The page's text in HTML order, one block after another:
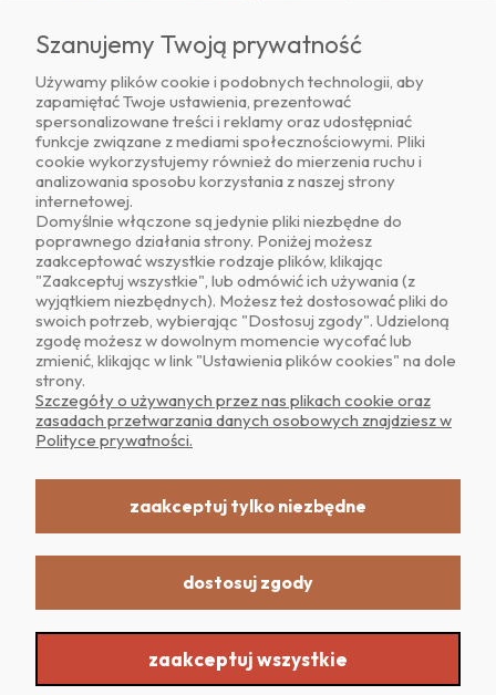
Znajdź nas na
O NAS
OBSŁUGA KLIENTA
POMOC
MOJE KONTO
Realizacja: Dpl Agency -Szablony Shoper
Sklep internetowy Shoper.pl
Szanujemy Twoją prywatność
Używamy plików cookie i podobnych technologii, aby
zapamiętać Twoje ustawienia, prezentować
spersonalizowane treści i reklamy oraz udostępniać
funkcje związane z mediami społecznościowymi. Pliki
cookie wykorzystujemy również do mierzenia ruchu i
analizowania sposobu korzystania z naszej strony
internetowej.
Domyślnie włączone są jedynie pliki niezbędne do
poprawnego działania strony. Poniżej możesz
zaakceptować wszystkie rodzaje plików, klikając
"Zaakceptuj wszystkie", lub odmówić ich używania (z
wyjątkiem niezbędnych). Możesz też dostosować pliki do
swoich potrzeb, wybierając "Dostosuj zgody". Udzieloną
zgodę możesz w dowolnym momencie wycofać lub
zmienić, klikając w link "Ustawienia plików cookies" na dole
strony.
Szczegóły o używanych przez nas plikach cookie oraz
zasadach przetwarzania danych osobowych znajdziesz w
Polityce prywatności.
zaakceptuj tylko niezbędne
dostosuj zgody
zaakceptuj wszystkie